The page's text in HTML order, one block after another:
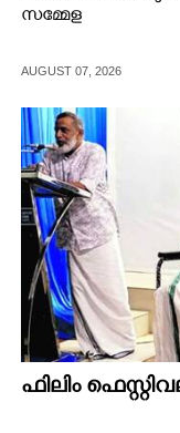
സമ്മേള
AUGUST 07, 2026
ഫിലിം